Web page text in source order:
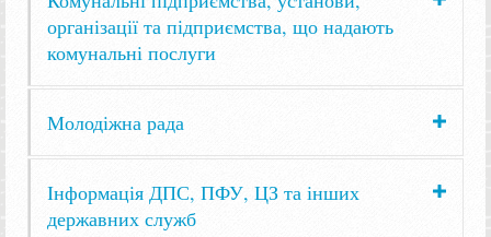
організації та підприємства, що надають
комунальні послуги
Молодіжна рада
Інформація ДПС, ПФУ, ЦЗ та інших
державних служб